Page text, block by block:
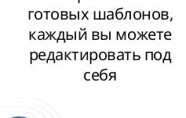
готовых шаблонов,
каждый вы можете
редактировать под
себя